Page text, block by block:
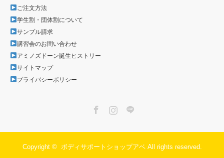
ご注文方法
学生割・団体割について
サンプル請求
講習会のお問い合わせ
アミノズドーン誕生ヒストリー
サイトマップ
プライバシーポリシー
Copyright © ボディサポートショップアベAll rights reserved.